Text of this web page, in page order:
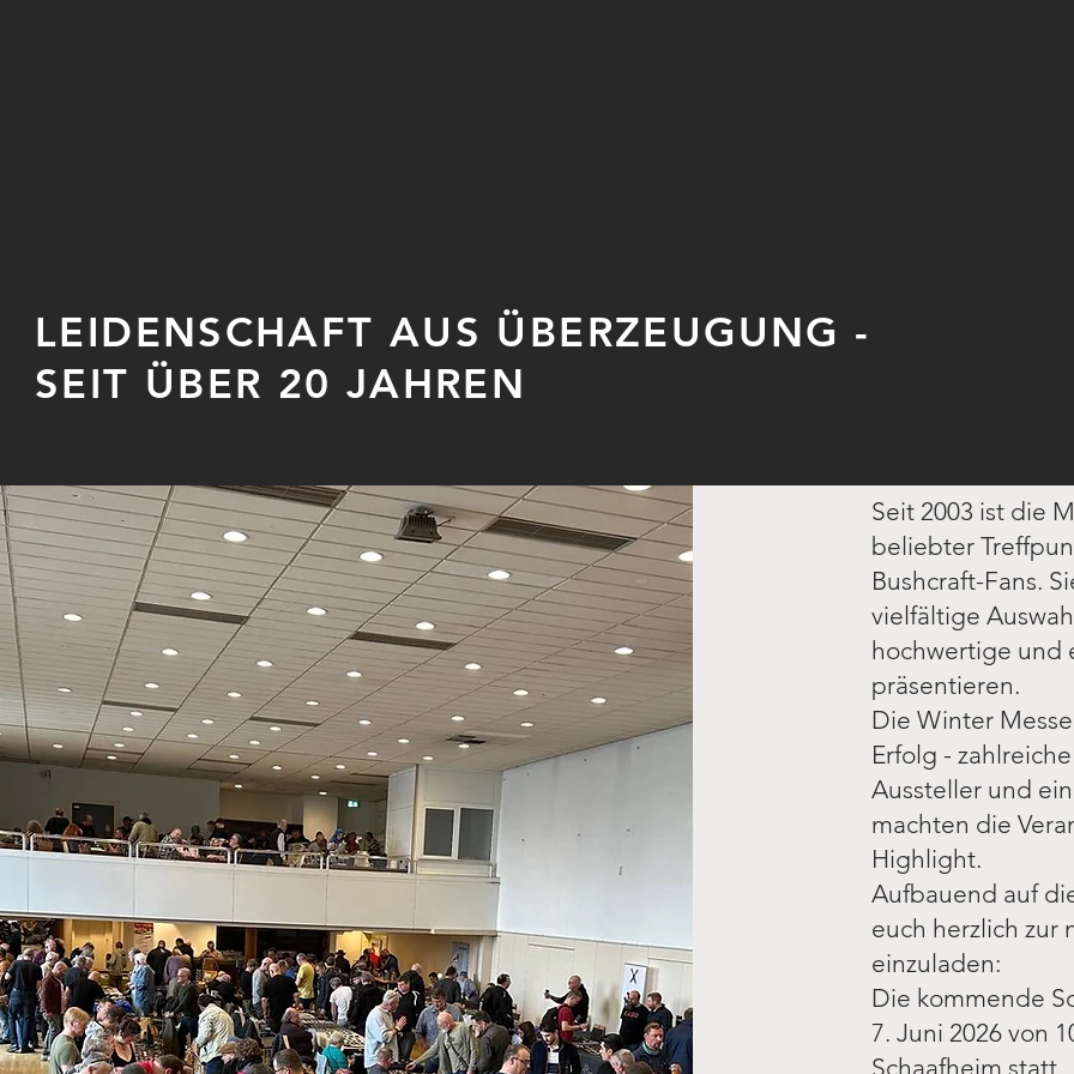
LEIDENSCHAFT AUS ÜBERZEUGUNG -
SEIT ÜBER 20 JAHREN
Seit 2003 ist die
beliebter
Bushcraft-Fans.
vielfältige
hochwertige und
präsentieren.
Die Winter
Erfolg -
Aussteller und
machten die
Highlight.
Aufbauend auf
euch herzlich zur
einzuladen:
Die kommende
7. Juni 2026 von
Schaafheim statt.